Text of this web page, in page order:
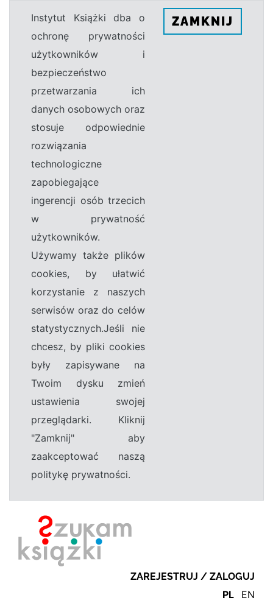
Instytut Książki dba o
ochronę prywatności
użytkowników i
bezpieczeństwo
przetwarzania ich
danych osobowych oraz
stosuje odpowiednie
rozwiązania
technologiczne
zapobiegające
ingerencji osób trzecich
w prywatność
użytkowników.
Używamy także plików
cookies, by ułatwić
korzystanie z naszych
serwisów oraz do celów
statystycznych.Jeśli nie
chcesz, by pliki cookies
były zapisywane na
Twoim dysku zmień
ustawienia swojej
przeglądarki. Kliknij
"Zamknij" aby
zaakceptować naszą
politykę prywatności.
ZAMKNIJ
ZAREJESTRUJ / ZALOGUJ
PL EN